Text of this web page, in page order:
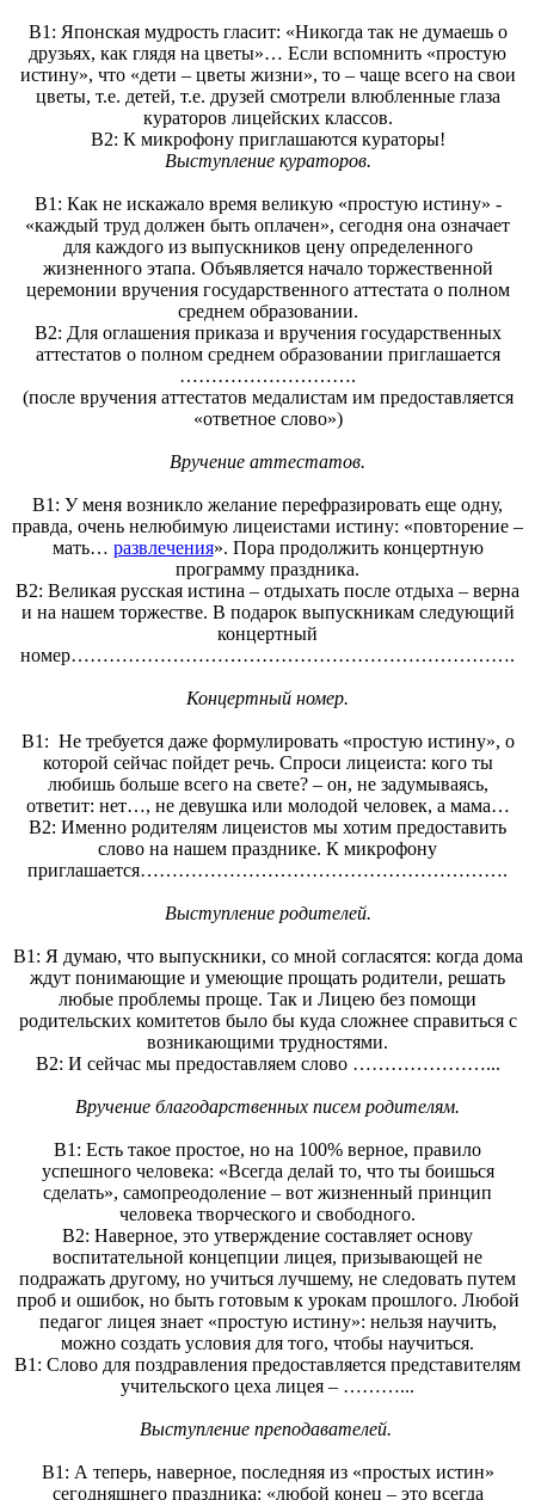
В1: Японская мудрость гласит: «Никогда так не думаешь о
друзьях, как глядя на цветы»… Если вспомнить «простую
истину», что «дети – цветы жизни», то – чаще всего на свои
цветы, т.е. детей, т.е. друзей смотрели влюбленные глаза
кураторов лицейских классов.
В2: К микрофону приглашаются кураторы!
Выступление кураторов.
В1: Как не искажало время великую «простую истину» -
«каждый труд должен быть оплачен», сегодня она означает
для каждого из выпускников цену определенного
жизненного этапа. Объявляется начало торжественной
церемонии вручения государственного аттестата о полном
среднем образовании.
В2: Для оглашения приказа и вручения государственных
аттестатов о полном среднем образовании приглашается
……………………….
(после вручения аттестатов медалистам им предоставляется
«ответное слово»)
Вручение аттестатов.
В1: У меня возникло желание перефразировать еще одну,
правда, очень нелюбимую лицеистами истину: «повторение –
мать… развлечения». Пора продолжить концертную
программу праздника.
В2: Великая русская истина – отдыхать после отдыха – верна
и на нашем торжестве. В подарок выпускникам следующий
концертный
номер…………………………………………………………….
Концертный номер.
В1: Не требуется даже формулировать «простую истину», о
которой сейчас пойдет речь. Спроси лицеиста: кого ты
любишь больше всего на свете? – он, не задумываясь,
ответит: нет…, не девушка или молодой человек, а мама…
В2: Именно родителям лицеистов мы хотим предоставить
слово на нашем празднике. К микрофону
приглашается………………………………………………….
Выступление родителей.
В1: Я думаю, что выпускники, со мной согласятся: когда дома
ждут понимающие и умеющие прощать родители, решать
любые проблемы проще. Так и Лицею без помощи
родительских комитетов было бы куда сложнее справиться с
возникающими трудностями.
В2: И сейчас мы предоставляем слово …………………...
Вручение благодарственных писем родителям.
В1: Есть такое простое, но на 100% верное, правило
успешного человека: «Всегда делай то, что ты боишься
сделать», самопреодоление – вот жизненный принцип
человека творческого и свободного.
В2: Наверное, это утверждение составляет основу
воспитательной концепции лицея, призывающей не
подражать другому, но учиться лучшему, не следовать путем
проб и ошибок, но быть готовым к урокам прошлого. Любой
педагог лицея знает «простую истину»: нельзя научить,
можно создать условия для того, чтобы научиться.
В1: Слово для поздравления предоставляется представителям
учительского цеха лицея – ………...
Выступление преподавателей.
В1: А теперь, наверное, последняя из «простых истин»
сегодняшнего праздника: «любой конец – это всегда